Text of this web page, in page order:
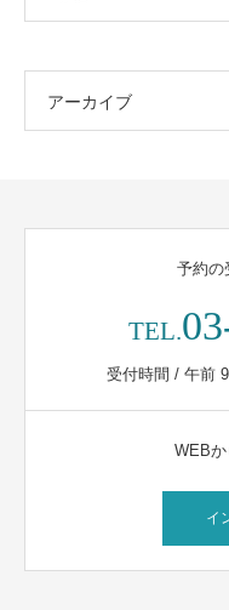
アーカイブ
予約の
TEL.
受付時間 / 午前
WEB
イ